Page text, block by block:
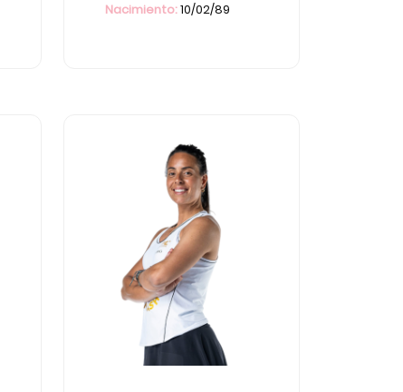
Nacimiento:10/02/89